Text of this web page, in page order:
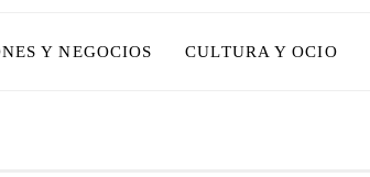
Y NEGOCIOS CULTURA Y OCIO